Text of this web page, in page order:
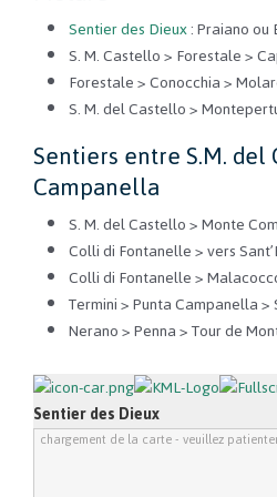
Sentier des Dieux: Praiano
S. M. Castello > Forestale >
Forestale > Conocchia >
S. M. del Castello >
Sentiers entre S.M.
Campanella
S. M. del Castello > Monte
Colli di Fontanelle > vers
Colli di Fontanelle >
Termini > Punta Campanella >
Nerano > Penna > Tour de
Sentier des Dieux
chargement de la carte - veuillez